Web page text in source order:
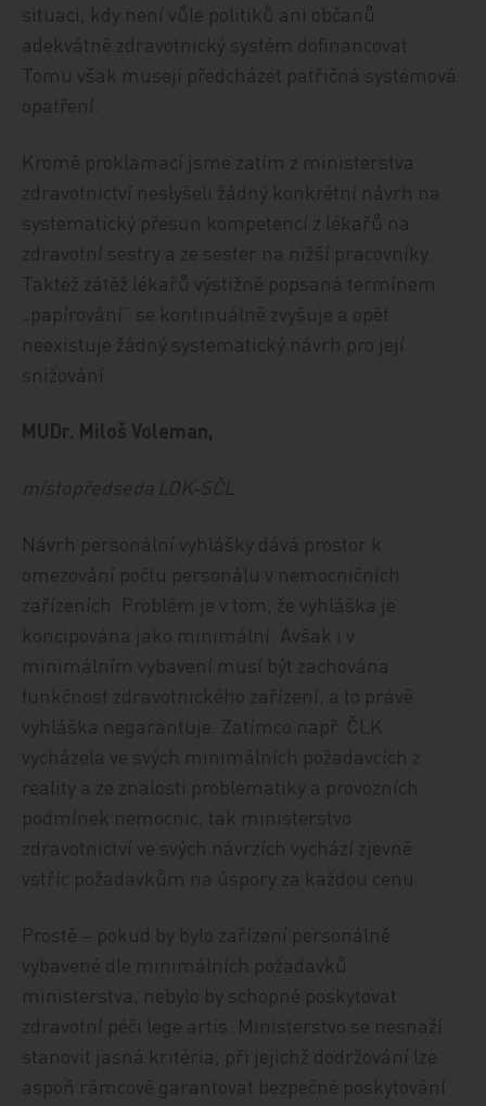
situaci, kdy není vůle politiků ani občanů
adekvátně zdravotnický systém dofinancovat.
Tomu však musejí předcházet patřičná systémová
opatření.
Kromě proklamací jsme zatím z ministerstva
zdravotnictví neslyšeli žádný konkrétní návrh na
systematický přesun kompetencí z lékařů na
zdravotní sestry a ze sester na nižší pracovníky.
Taktéž zátěž lékařů výstižně popsaná termínem
„papírování“ se kontinuálně zvyšuje a opět
neexistuje žádný systematický návrh pro její
snižování.
MUDr. Miloš Voleman,
místopředseda LOK‑SČL
Návrh personální vyhlášky dává prostor k
omezování počtu personálu v nemocničních
zařízeních. Problém je v tom, že vyhláška je
koncipována jako minimální. Avšak i v
minimálním vybavení musí být zachována
funkčnost zdravotnického zařízení, a to právě
vyhláška negarantuje. Zatímco např. ČLK
vycházela ve svých minimálních požadavcích z
reality a ze znalosti problematiky a provozních
podmínek nemocnic, tak ministerstvo
zdravotnictví ve svých návrzích vychází zjevně
vstříc požadavkům na úspory za každou cenu.
Prostě – pokud by bylo zařízení personálně
vybavené dle minimálních požadavků
ministerstva, nebylo by schopné poskytovat
zdravotní péči lege artis. Ministerstvo se nesnaží
stanovit jasná kritéria, při jejichž dodržování lze
aspoň rámcově garantovat bezpečné poskytování